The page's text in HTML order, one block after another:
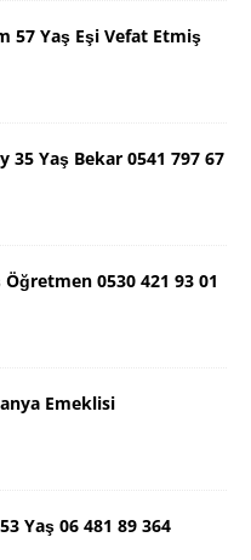
57 Yaş Eşi Vefat Etmiş
35 Yaş Bekar 0541 797 67
0530 421 93 01
Emeklisi
Yaş 06 481 89 364